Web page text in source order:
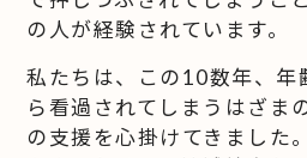
の人が経験されています。
私たちは、この10数年、年
ら看過されてしまうはざま
の支援を心掛けてきました